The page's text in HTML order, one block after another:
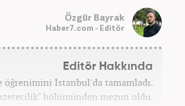
Özgür Bayrak
Haber7.com - Editör
Editör Hakkında
öğrenimini İstanbul'da tamamladı.
bölümünden mezun oldu.